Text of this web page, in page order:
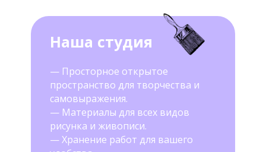
Наша студия
— Просторное открытое
пространство для творчества и
самовыражения.
— Материалы для всех видов
рисунка и живописи.
— Хранение работ для вашего